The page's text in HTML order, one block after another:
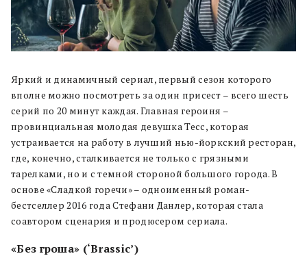
Яркий и динамичный сериал, первый сезон которого
вполне можно посмотреть за один присест – всего шесть
серий по 20 минут каждая. Главная героиня –
провинциальная молодая девушка Тесс, которая
устраивается на работу в лучший нью-йоркский ресторан,
где, конечно, сталкивается не только с грязными
тарелками, но и с темной стороной большого города. В
основе «Сладкой горечи» – одноименный роман-
бестселлер 2016 года Стефани Данлер, которая стала
соавтором сценария и продюсером сериала.
«Без гроша» (‘Brassic’)